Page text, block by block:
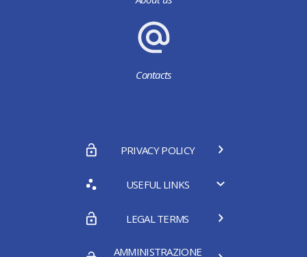
Contacts
PRIVACY POLICY
USEFUL LINKS
LEGAL TERMS
AMMINISTRAZIONE